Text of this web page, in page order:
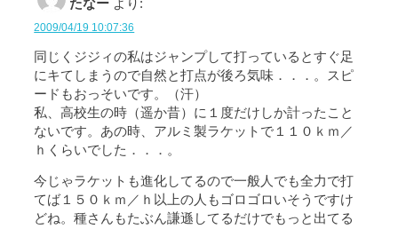
たなー より:
2009/04/19 10:07:36
同じくジジィの私はジャンプして打っているとすぐ足
にキてしまうので自然と打点が後ろ気味．．．。スピ
ードもおっそいです。（汗）
私、高校生の時（遥か昔）に１度だけしか計ったこと
ないです。あの時、アルミ製ラケットで１１０ｋｍ／
ｈくらいでした．．．。
今じゃラケットも進化してるので一般人でも全力で打
てば１５０ｋｍ／ｈ以上の人もゴロゴロいそうですけ
どね。種さんもたぶん謙遜してるだけでもっと出てる